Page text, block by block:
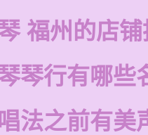
福州的店
琴行有哪些
法之前有美